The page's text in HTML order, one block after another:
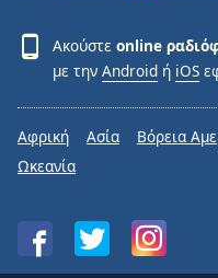
Ακούστε online
με την Android ή iOS
Αφρική Ασία Βόρεια
Ωκεανία